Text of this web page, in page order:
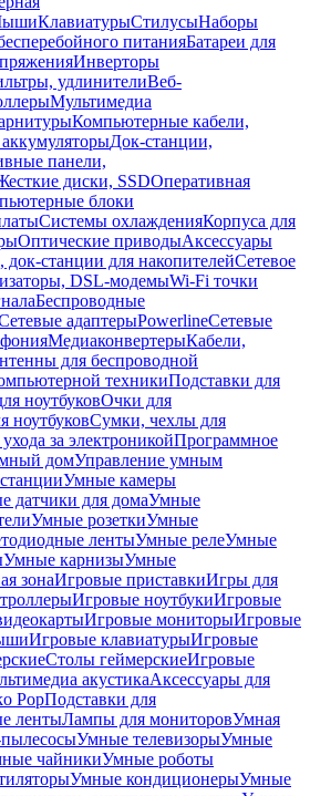
КлавиатурыСтилусыНаборы
питанияБатареи для
Инверторы
удлинителиВеб-
Мультимедиа
Компьютерные кабели,
Док-станции,
панели,
диски, SSDОперативная
блоки
Системы охлажденияКорпуса для
Оптические приводыАксессуары
док-станции для накопителейСетевое
DSL-модемыWi-Fi точки
Беспроводные
адаптерыPowerlineСетевые
МедиаконвертерыКабели,
для беспроводной
техникиПодставки для
ноутбуковОчки для
ноутбуковСумки, чехлы для
за электроникойПрограммное
домУправление умным
Умные камеры
датчики для домаУмные
Умные розеткиУмные
лентыУмные релеУмные
Умные карнизыУмные
зонаИгровые приставкиИгры для
Игровые ноутбукиИгровые
Игровые мониторыИгровые
Игровые клавиатурыИгровые
Столы геймерскиеИгровые
акустикаАксессуары для
PopПодставки для
лентыЛампы для мониторовУмная
Умные телевизорыУмные
чайникиУмные роботы
Умные кондиционерыУмные